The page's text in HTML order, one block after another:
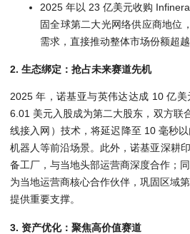
2025 年以 23 亿美元收购
固全球第二大光网络供应商地位
需求，直接推动整体市场份额超
2. 生态绑定：抢占未来赛道先机
2025 年，诺基亚与英伟达达成 10 亿
6.01 美元入股成为第二大股东，双方联
线接入网）技术，将延迟降至 10 毫秒
机器人等前沿场景。此外，诺基亚深耕
备工厂，与当地头部运营商深度合作；
为当地运营商核心合作伙伴，巩固区域
提供重要支撑。
3. 资产优化：聚焦高价值赛道